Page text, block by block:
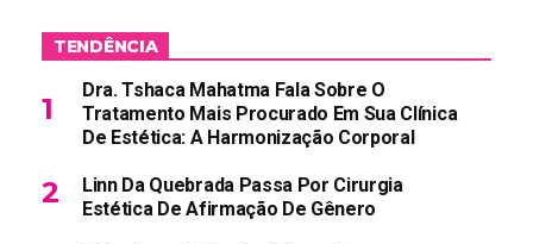
TENDÊNCIA
Dra. Tshaca Mahatma Fala Sobre O
Tratamento Mais Procurado Em Sua Clínica
De Estética: A Harmonização Corporal
Linn Da Quebrada Passa Por Cirurgia
Estética De Afirmação De Gênero